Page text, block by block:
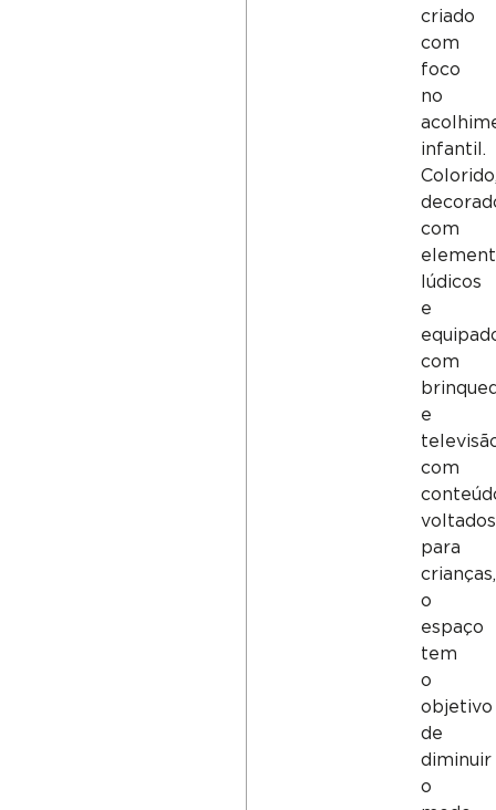
criado
com
foco
no
infantil.
com
lúdicos
e
com
e
com
voltados
para
crianças,
o
espaço
tem
o
objetivo
de
diminuir
o